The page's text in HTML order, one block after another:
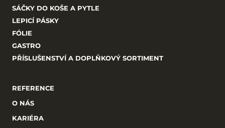
SÁČKY DO KOŠE A PYTLE
LEPICÍ PÁSKY
FÓLIE
GASTRO
PŘÍSLUŠENSTVÍ A DOPLŇKOVÝ SORTIMENT
REFERENCE
O NÁS
KARIÉRA